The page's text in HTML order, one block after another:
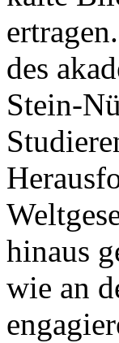
des
Stein-
hinaus
wie an